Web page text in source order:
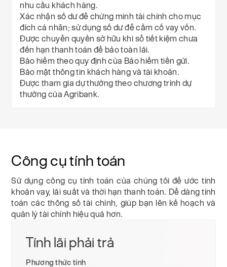
nhu cầu khách hàng.
Xác nhận số dư để chứng minh tài chính cho mục
đích cá nhân; sử dụng số dư để cầm cố vay vốn.
Được chuyển quyền sở hữu khi sổ tiết kiệm chưa
đến hạn thanh toán để bảo toàn lãi.
Bảo hiểm theo quy định của Bảo hiểm tiền gửi.
Bảo mật thông tin khách hàng và tài khoản.
Được tham gia dự thưởng theo chương trình dự
thưởng của Agribank.
Công cụ tính toán
Sử dụng công cụ tính toán của chúng tôi để ước tính
khoản vay, lãi suất và thời hạn thanh toán. Dễ dàng tính
toán các thông số tài chính, giúp bạn lên kế hoạch và
quản lý tài chính hiệu quả hơn.
Tính lãi phải trả
Phương thức tính